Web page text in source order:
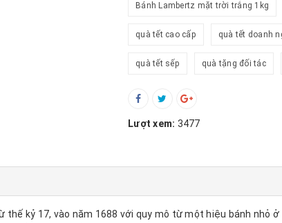
Bánh Lambertz mặt trời trắng 1kg
quà tết cao cấp quà tết doanh
quà tết sếp quà tặng đối tác
Lượt xem: 3477
kỷ 17, vào năm 1688 với quy mô từ một hiệu bánh nhỏ